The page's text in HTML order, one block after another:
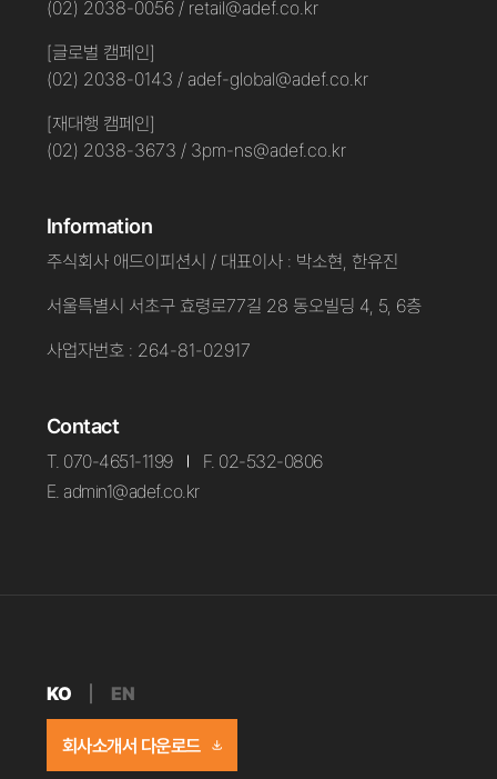
(02) 2038-0056 / retail@adef.co.kr
[글로벌 캠페인]
(02) 2038-0143 / adef-global@adef.co.kr
[재대행 캠페인]
(02) 2038-3673 / 3pm-ns@adef.co.kr
Information
주식회사 애드이피션시 / 대표이사 : 박소현, 한유진
서울특별시 서초구 효령로77길 28 동오빌딩 4, 5, 6층
사업자번호 : 264-81-02917
Contact
T. 070-4651-1199
F. 02-532-0806
E. admin1@adef.co.kr
KO EN
회사소개서 다운로드